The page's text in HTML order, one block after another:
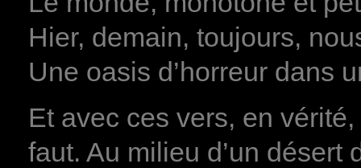
Hier, demain, toujours,
Une oasis d’horreur dans
Et avec ces vers, en
faut. Au milieu d’un désert